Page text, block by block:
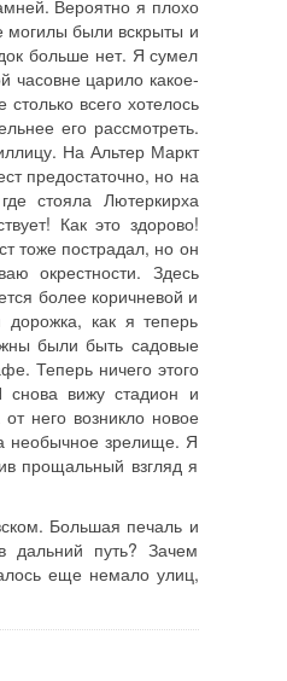
Вероятно я плохо
могилы были вскрыты и
больше нет. Я сумел
часовне царило какое-
всего хотелось
его рассмотреть.
На Альтер Маркт
предостаточно, но на
стояла Лютеркирха
Как это здорово!
тоже пострадал, но он
окрестности. Здесь
более коричневой и
как я теперь
были быть садовые
Теперь ничего этого
снова вижу стадион и
него возникло новое
необычное зрелище. Я
прощальный взгляд я
Большая печаль и
дальний путь? Зачем
еще немало улиц,